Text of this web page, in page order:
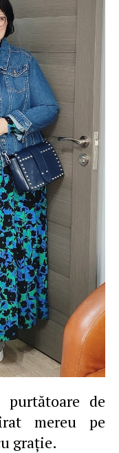
mereu pe
graţie.